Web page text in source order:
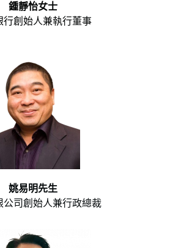
鍾靜怡女士
行創始人兼執行董事
姚易明先生
公司創始人兼行政總裁